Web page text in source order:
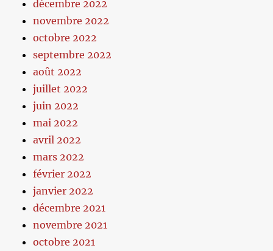
décembre 2022
novembre 2022
octobre 2022
septembre 2022
août 2022
juillet 2022
juin 2022
mai 2022
avril 2022
mars 2022
février 2022
janvier 2022
décembre 2021
novembre 2021
octobre 2021